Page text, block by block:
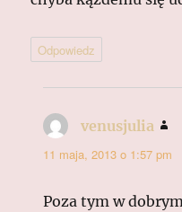
Odpowiedz
venusjulia
11 maja, 2013 o 1:57 pm
Poza tym w